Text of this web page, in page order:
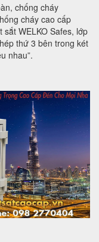
chống cháy
cháy cao cấp
WELKO Safes, lớp
thứ 3 bên trong két
nhau”.